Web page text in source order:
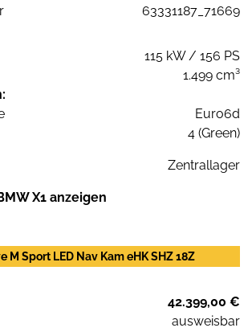
63331187_71669
115 kW / 156 PS
1.499 cm³
Euro6d
4 (Green)
Zentrallager
X1 anzeigen
M Sport LED Nav Kam eHK SHZ 18Z
42.399,00 €
ausweisbar